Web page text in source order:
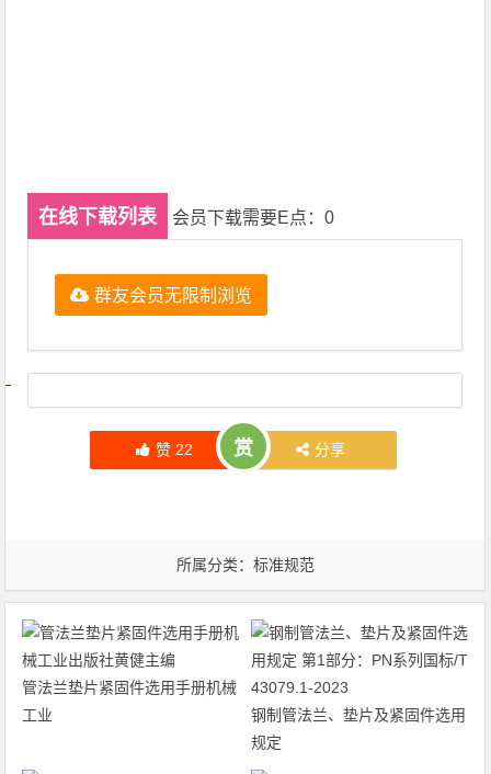
在线下载列表 会员下载需要E点：0
群友会员无限制浏览
文章导航
赞 22 赏 分享
所属分类： 标准规范
管法兰垫片紧固件选用手册机械
工业
钢制管法兰、垫片及紧固件选用
规定